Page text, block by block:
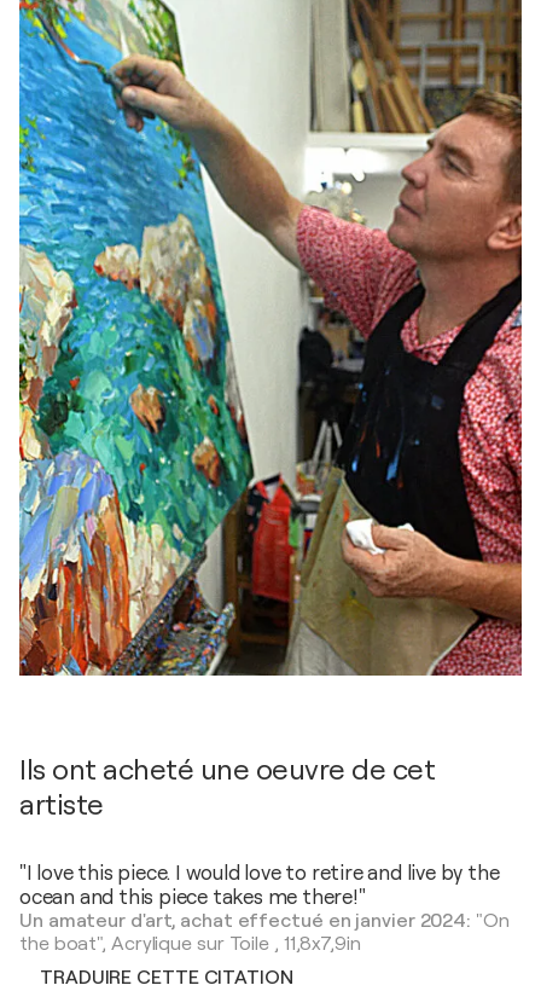
Ils ont acheté une oeuvre de cet
artiste
"I love this piece. I would love to retire and live by the
ocean and this piece takes me there!"
Un amateur d'art, achat effectué en janvier 2024: "On
the boat", Acrylique sur Toile , 11,8x7,9in
TRADUIRE CETTE CITATION